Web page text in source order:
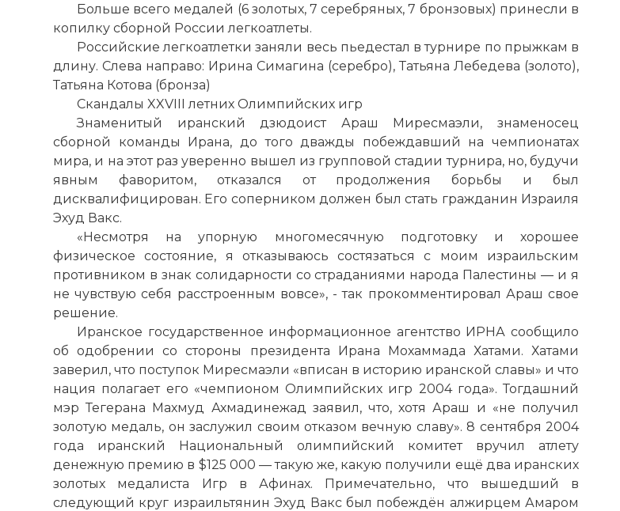
Больше всего медалей (6 золотых, 7 серебряных, 7 бронзовых) принесли в
копилку сборной России легкоатлеты.
Российские легкоатлетки заняли весь пьедестал в турнире по прыжкам в
длину. Слева направо: Ирина Симагина (серебро), Татьяна Лебедева (золото),
Татьяна Котова (бронза)
Скандалы XXVIII летних Олимпийских игр
Знаменитый иранский дзюдоист Араш Миресмаэли, знаменосец
сборной команды Ирана, до того дважды побеждавший на чемпионатах
мира, и на этот раз уверенно вышел из групповой стадии турнира, но, будучи
явным фаворитом, отказался от продолжения борьбы и был
дисквалифицирован. Его соперником должен был стать гражданин Израиля
Эхуд Вакс.
«Несмотря на упорную многомесячную подготовку и хорошее
физическое состояние, я отказываюсь состязаться с моим израильским
противником в знак солидарности со страданиями народа Палестины — и я
не чувствую себя расстроенным вовсе», - так прокомментировал Араш свое
решение.
Иранское государственное информационное агентство ИРНА сообщило
об одобрении со стороны президента Ирана Мохаммада Хатами. Хатами
заверил, что поступок Миресмаэли «вписан в историю иранской славы» и что
нация полагает его «чемпионом Олимпийских игр 2004 года». Тогдашний
мэр Тегерана Махмуд Ахмадинежад заявил, что, хотя Араш и «не получил
золотую медаль, он заслужил своим отказом вечную славу». 8 сентября 2004
года иранский Национальный олимпийский комитет вручил атлету
денежную премию в $125 000 — такую же, какую получили ещё два иранских
золотых медалиста Игр в Афинах. Примечательно, что вышедший в
следующий круг израильтянин Эхуд Вакс был побеждён алжирцем Амаром
Эмблема Летних Олимпийских игр 2004
Фото статьи: